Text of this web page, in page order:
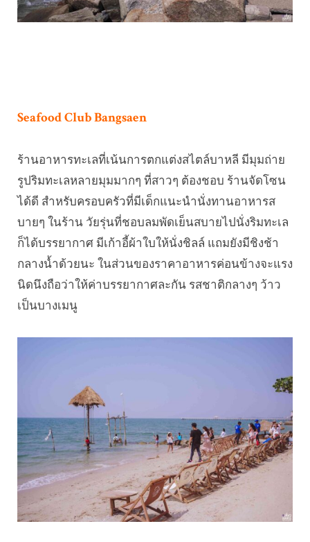
Seafood Club Bangsaen
ร้านอาหารทะเลที่เน้นการตกแต่งสไตล์บาหลี มีมุมถ่าย
รูปริมทะเลหลายมุมมากๆ ที่สาวๆ ต้องชอบ ร้านจัดโซน
ได้ดี สำหรับครอบครัวที่มีเด็กแนะนำนั่งทานอาหารส
บายๆ ในร้าน วัยรุ่นที่ชอบลมพัดเย็นสบายไปนั่งริมทะเล
ก็ได้บรรยากาศ มีเก้าอี้ผ้าใบให้นั่งชิลล์ แถมยังมีชิงช้า
กลางน้ำด้วยนะ ในส่วนของราคาอาหารค่อนข้างจะแรง
นิดนึงถือว่าให้ค่าบรรยากาศละกัน รสชาติกลางๆ ว้าว
เป็นบางเมนู